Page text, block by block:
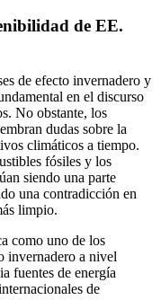
de EE.
de efecto invernadero y
en el discurso
No obstante, los
dudas sobre la
climáticos a tiempo.
fósiles y los
siendo una parte
una contradicción en
limpio.
como uno de los
invernadero a nivel
fuentes de energía
de